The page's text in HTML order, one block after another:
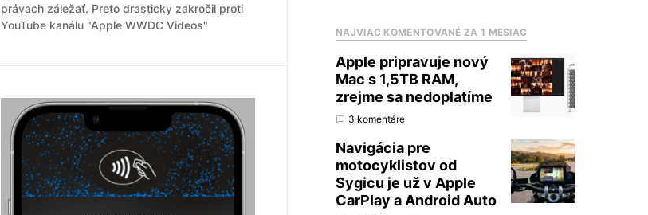
právach záležať. Preto drasticky zakročil proti
YouTube kanálu "Apple WWDC Videos"
NAJVIAC KOMENTOVANÉ ZA 1 MESIAC
Apple pripravuje nový
Mac s 1,5TB RAM,
zrejme sa nedoplatíme
3 komentáre
Navigácia pre
motocyklistov od
Sygicu je už v Apple
CarPlay a Android Auto